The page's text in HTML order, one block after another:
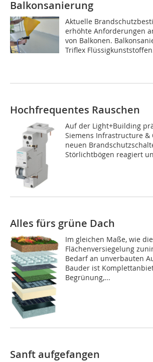
Balkonsanierung
Aktuelle
erhöhte Anforderungen
von Balkonen.
Triflex
Hochfrequentes Rauschen
Auf der Light+Building
Siemens Infrastructure &
neuen
Störlichtbögen reagiert
Alles fürs grüne Dach
Im gleichen Maße, wie die
Flächenversiegelung
Bedarf an unverbauten
Bauder ist
Begrünung,...
Sanft aufgefangen